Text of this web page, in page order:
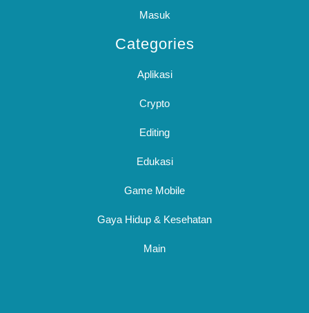
Masuk
Categories
Aplikasi
Crypto
Editing
Edukasi
Game Mobile
Gaya Hidup & Kesehatan
Main